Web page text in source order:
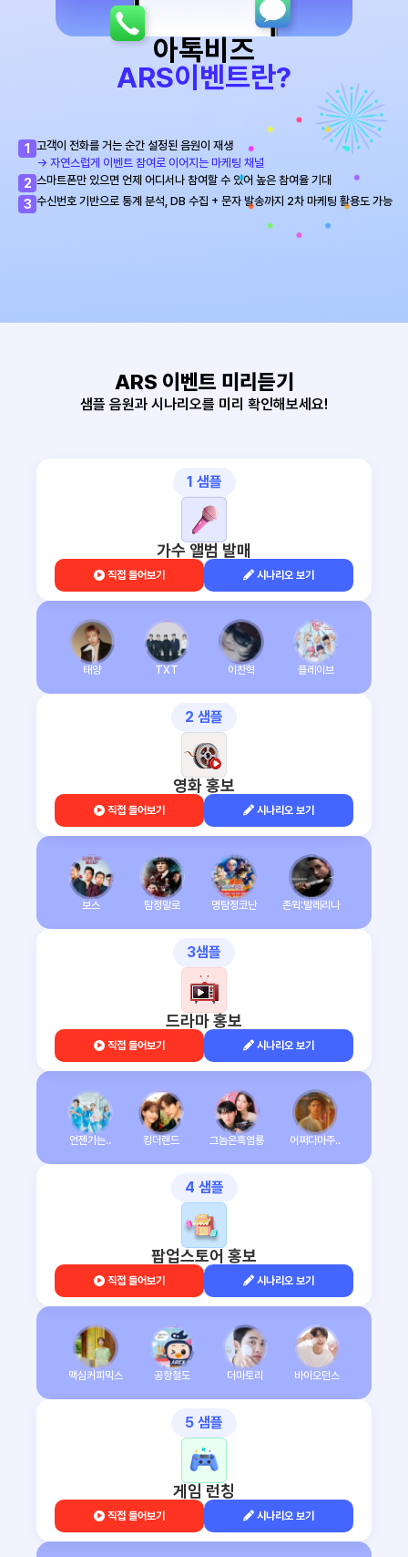
아톡비즈
ARS이벤트란?
1
고객이 전화를 거는 순간 설정된 음원이 재생
-> 자연스럽게 이벤트 참여로 이어지는 마케팅 채널
2 스마트폰만 있으면 언제 어디서나 참여할 수 있어 높은 참여율 기대
3 수신번호 기반으로 통계 분석, DB 수집 + 문자 발송까지 2차 마케팅 활용도 가능
ARS 이벤트 미리듣기
샘플 음원과 시나리오를 미리 확인해보세요!
1 샘플
가수 앨범 발매
직접 들어보기 시나리오 보기
태양 TXT 이찬혁 플레이브
2 샘플
영화 홍보
직접 들어보기 시나리오 보기
보스 탐정말로 명탐정코난 존윅:발레리나
3샘플
드라마 홍보
직접 들어보기 시나리오 보기
언젠가는.. 킹더랜드 그놈은흑염룡 어쩌다마주..
4 샘플
팝업스토어 홍보
직접 들어보기 시나리오 보기
맥심커피믹스 공항철도 더마토리 바이오던스
5 샘플
게임 런칭
직접 들어보기 시나리오 보기